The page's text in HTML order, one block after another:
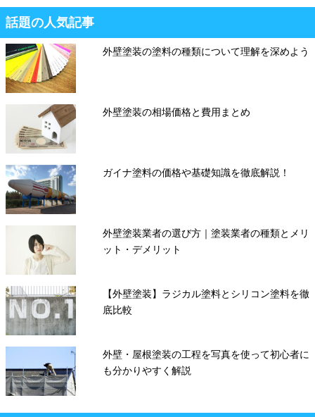
話題の人気記事
外壁塗装の塗料の種類について理解を深めよう
外壁塗装の相場価格と費用まとめ
ガイナ塗料の価格や基礎知識を徹底解説！
外壁塗装業者の選び方｜塗装業者の種類とメリ
ット・デメリット
【外壁塗装】ラジカル塗料とシリコン塗料を徹
底比較
外壁・屋根塗装の工程を写真を使って初心者に
も分かりやすく解説